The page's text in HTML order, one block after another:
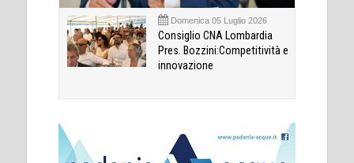
Domenica 05 Luglio 2026
Consiglio CNA Lombardia
Pres. Bozzini:Competitività e
innovazione